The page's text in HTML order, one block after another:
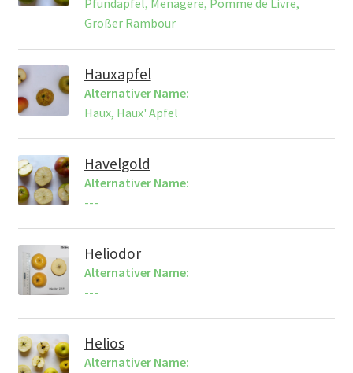
Pfundapfel, Menagere, Pomme de Livre,
Großer Rambour
Hauxapfel
Alternativer Name:
Haux, Haux' Apfel
Havelgold
Alternativer Name:
---
Heliodor
Alternativer Name:
---
Helios
Alternativer Name: